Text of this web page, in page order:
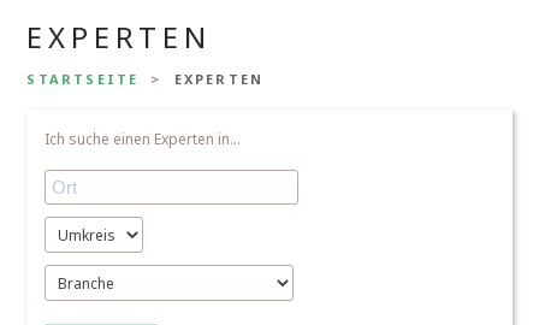
EXPERTEN
STARTSEITE EXPERTEN
Ich suche einen Experten in...